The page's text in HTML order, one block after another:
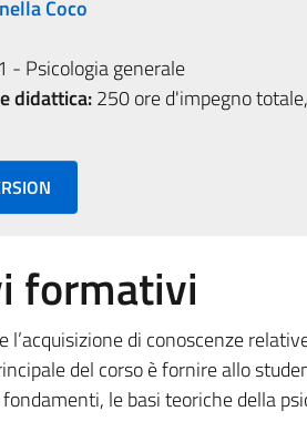
Coco
Psicologia generale
didattica:250 ore d'impegno
formativi
l’acquisizione di conoscenze
del corso è fornire allo
le basi teoriche della